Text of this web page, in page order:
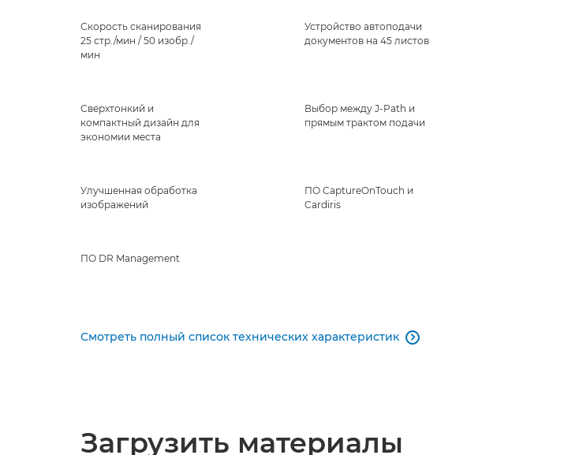
Скорость сканирования
25 стр./мин / 50 изобр./
мин
Устройство автоподачи
документов на 45 листов
Сверхтонкий и
компактный дизайн для
экономии места
Выбор между J-Path и
прямым трактом подачи
Улучшенная обработка
изображений
ПО CaptureOnTouch и
Cardiris
ПО DR Management
Смотреть полный список технических характеристик 
Загрузить материалы